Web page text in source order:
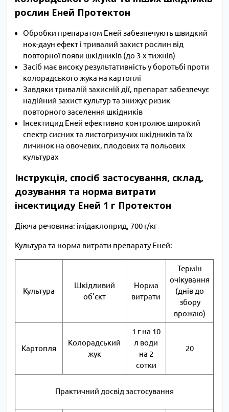
рослин Еней Протектон
Обробки препаратом Еней забезпечують швидкий
нок-даун ефект і тривалий захист рослин від
повторної появи шкідників (до 3-х тижнів)
Засіб має високу результативність у боротьбі проти
колорадського жука на картоплі
Завдяки тривалій захисній дії, препарат забезпечує
надійний захист культур та знижує ризик
повторного заселення шкідників
Інсектицид Еней ефективно контролює широкий
спектр сисних та листогризучих шкідників та їх
личинок на овочевих, плодових та польових
культурах
Інструкція, спосіб застосування, склад,
дозування та норма витрати
інсектициду Еней 1 г Протектон
Діюча речовина: імідаклоприд, 700 г/кг
Культура та норма витрати препарату Еней:
Культура
Шкідливий
об'єкт
Норма
витрати
Термін
очікування
(днів до
збору
врожаю)
Картопля
Колорадський
жук
1 г на 10
л води
на 2
сотки
20
Практичний досвід застосування